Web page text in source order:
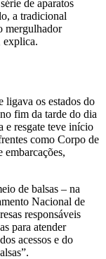
de aparatos
a tradicional
mergulhador
explica.
ligava os estados do
fim da tarde do dia
e resgate teve início
como Corpo de
embarcações,
de balsas – na
Nacional de
responsáveis
para atender
acessos e do